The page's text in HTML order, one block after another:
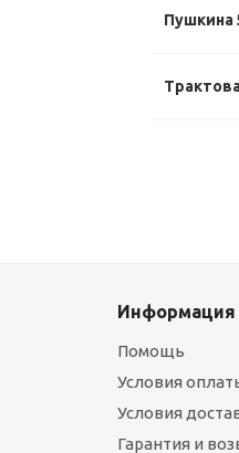
Пушкина
Информация
Помощь
Условия
Условия
Гарантия и